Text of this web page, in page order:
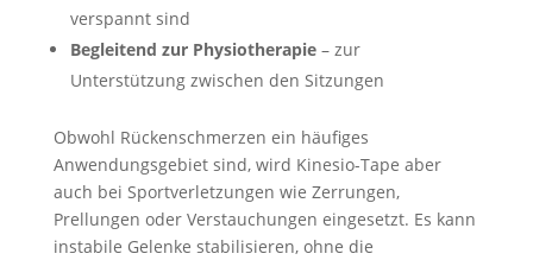
verspannt sind
Begleitend zur Physiotherapie– zur
Unterstützung zwischen den Sitzungen
Obwohl Rückenschmerzen ein häufiges
Anwendungsgebiet sind, wird Kinesio-Tape aber
auch bei Sportverletzungen wie Zerrungen,
Prellungen oder Verstauchungen eingesetzt. Es kann
instabile Gelenke stabilisieren, ohne die